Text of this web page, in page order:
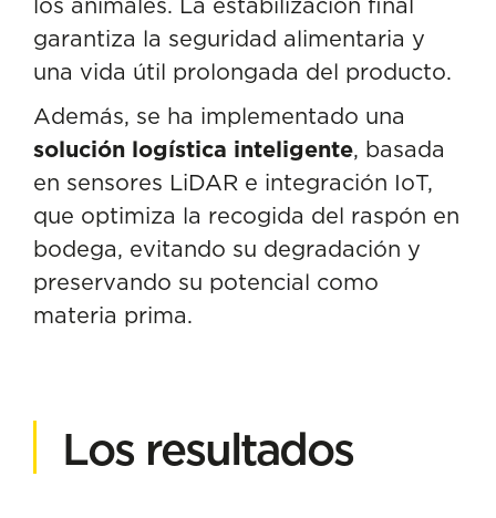
garantiza la seguridad alimentaria y
una vida útil prolongada del producto.
Además, se ha implementado una
solución logística inteligente, basada
en sensores LiDAR e integración IoT,
que optimiza la recogida del raspón en
bodega, evitando su degradación y
preservando su potencial como
materia prima.
Los resultados